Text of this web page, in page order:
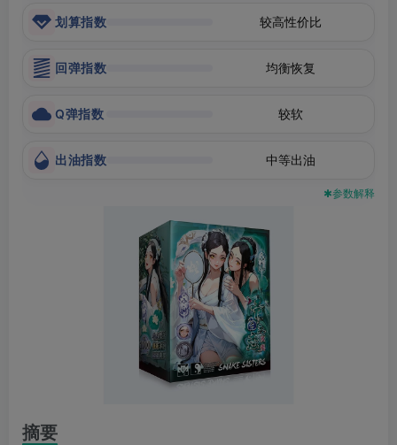
划算指数 较高性价比
回弹指数 均衡恢复
Q弹指数 较软
出油指数 中等出油
✱参数解释
摘要